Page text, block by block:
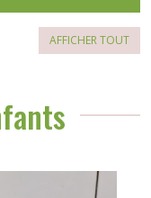
AFFICHER TOUT